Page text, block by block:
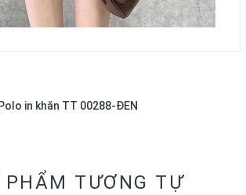
in khăn TT 00288-ĐEN
PHẨM TƯƠNG TỰ